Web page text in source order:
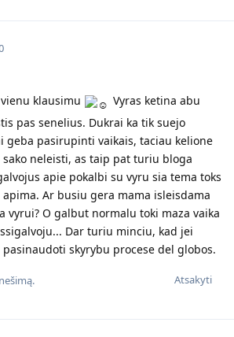
klausimu
Vyras ketina abu
pas senelius. Dukrai ka tik suejo
geba pasirupinti vaikais, taciau kelione
sako neleisti, as taip pat turiu bloga
apie pokalbi su vyru sia tema toks
Ar busiu gera mama isleisdama
vyrui? O galbut normalu toki maza vaika
Dar turiu minciu, kad jei
skyrybu procese del globos.
Atsakyti